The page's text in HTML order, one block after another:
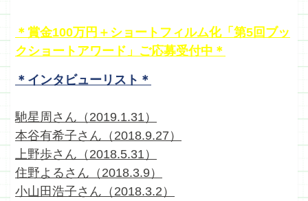
＊賞金100万円＋ショートフィルム化「第5回ブッ
クショートアワード」ご応募受付中＊
＊インタビューリスト＊
馳星周さん（2019.1.31）
本谷有希子さん（2018.9.27）
上野歩さん（2018.5.31）
住野よるさん（2018.3.9）
小山田浩子さん（2018.3.2）